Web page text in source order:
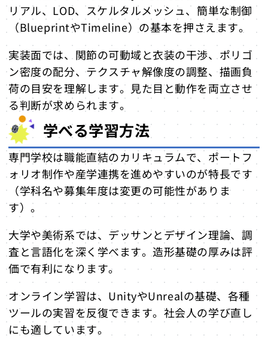
リアル、LOD、スケルタルメッシュ、簡単な制御
（BlueprintやTimeline）の基本を押さえます。
実装面では、関節の可動域と衣装の干渉、ポリゴ
ン密度の配分、テクスチャ解像度の調整、描画負
荷の目安を理解します。見た目と動作を両立させ
る判断が求められます。
学べる学習方法
専門学校は職能直結のカリキュラムで、ポートフ
ォリオ制作や産学連携を進めやすいのが特長です
（学科名や募集年度は変更の可能性がありま
す）。
大学や美術系では、デッサンとデザイン理論、調
査と言語化を深く学べます。造形基礎の厚みは評
価で有利になります。
オンライン学習は、UnityやUnrealの基礎、各種
ツールの実習を反復できます。社会人の学び直し
にも適しています。